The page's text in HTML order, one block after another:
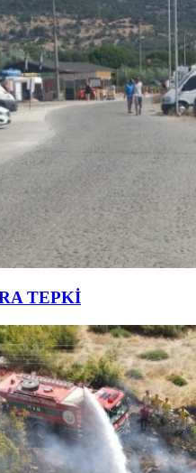
TEPKİ